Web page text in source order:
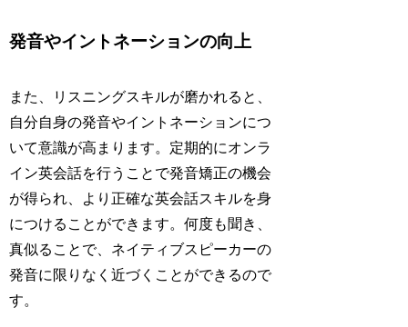
発音やイントネーションの向上
また、リスニングスキルが磨かれると、
自分自身の発音やイントネーションにつ
いて意識が高まります。定期的にオンラ
イン英会話を行うことで発音矯正の機会
が得られ、より正確な英会話スキルを身
につけることができます。何度も聞き、
真似ることで、ネイティブスピーカーの
発音に限りなく近づくことができるので
す。